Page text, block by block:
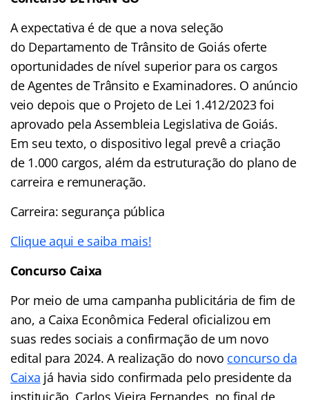
A expectativa é de que a nova seleção
do Departamento de Trânsito de Goiás oferte
oportunidades de nível superior para os cargos
de Agentes de Trânsito e Examinadores. O anúncio
veio depois que o Projeto de Lei 1.412/2023 foi
aprovado pela Assembleia Legislativa de Goiás.
Em seu texto, o dispositivo legal prevê a criação
de 1.000 cargos, além da estruturação do plano de
carreira e remuneração.
Carreira: segurança pública
Clique aqui e saiba mais!
Concurso Caixa
Por meio de uma campanha publicitária de fim de
ano, a Caixa Econômica Federal oficializou em
suas redes sociais a confirmação de um novo
edital para 2024. A realização do novo concurso da
Caixa já havia sido confirmada pelo presidente da
instituição, Carlos Vieira Fernandes, no final de